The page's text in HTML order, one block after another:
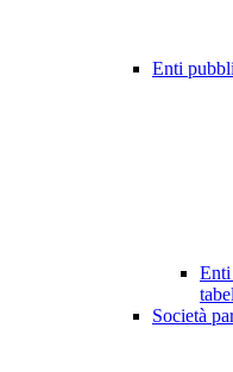
Enti
Società